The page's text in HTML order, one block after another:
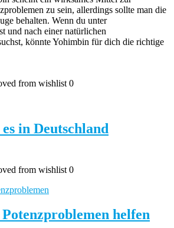
zu sein, allerdings sollte man die
behalten. Wenn du unter
und nach einer natürlichen
könnte Yohimbin für dich die richtige
from wishlist 0
in Deutschland
from wishlist 0
helfen